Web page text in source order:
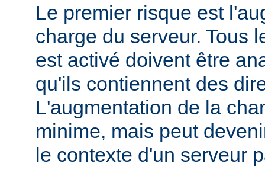
Le premier risque est
charge du serveur. Tous
est activé doivent être
qu'ils contiennent des
L'augmentation de la
minime, mais peut
le contexte d'un serveur